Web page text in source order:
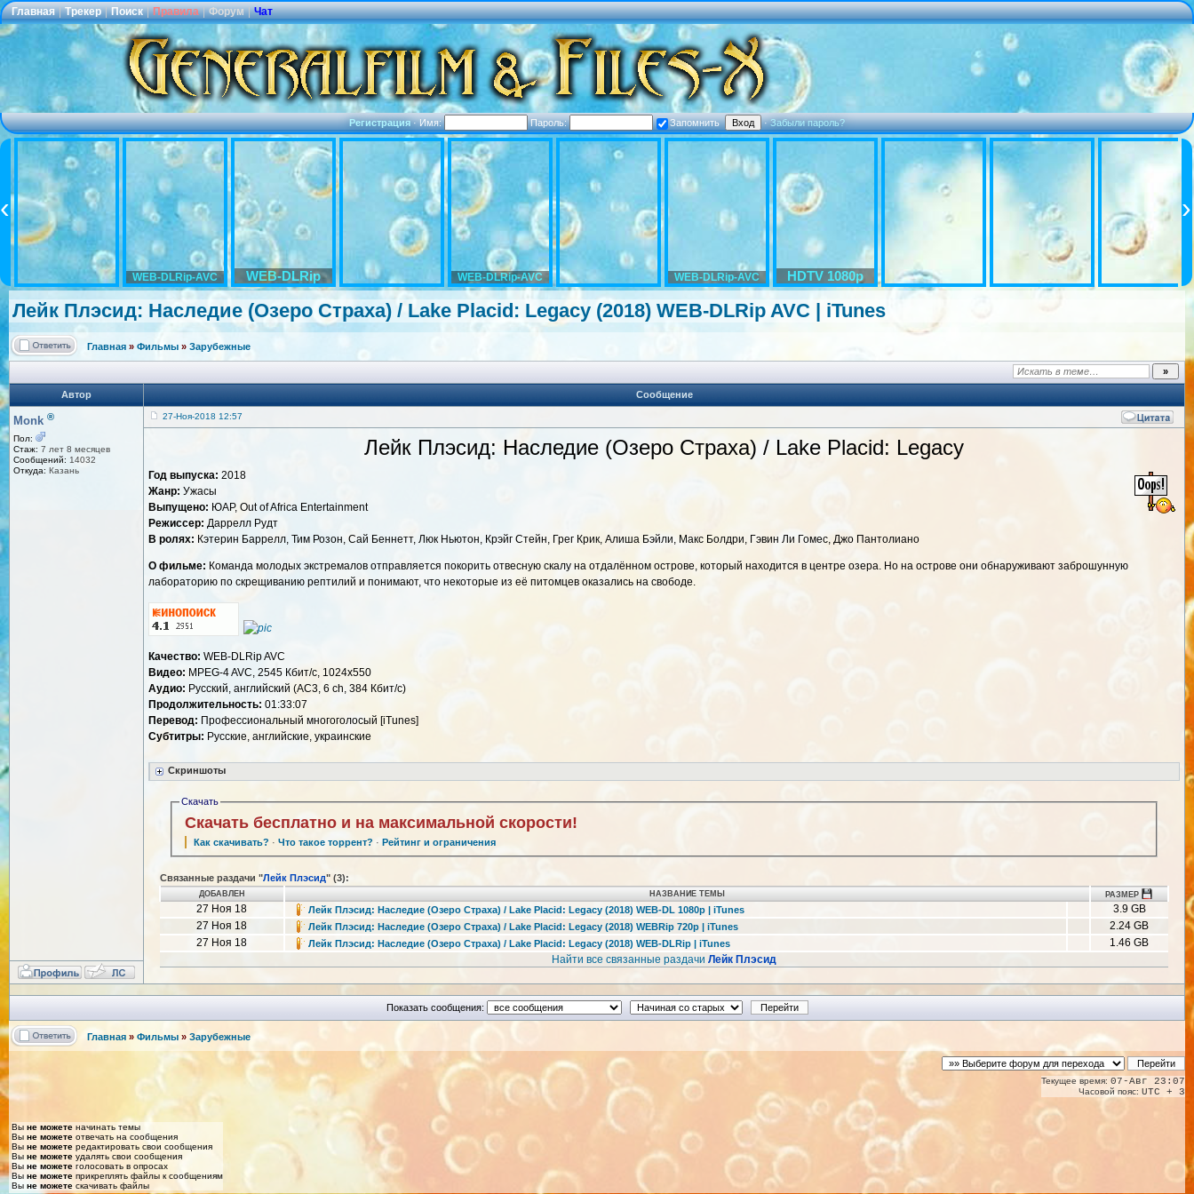
Главная | Трекер | Поиск | Правила | Форум | Чат
Регистрация·Имя: Пароль: Запомнить ·Забыли пароль?
WEB-DLRip-AVC WEB-DLRip WEB-DLRip-AVC WEB-DLRip-AVC HDTV 1080p
Лейк Плэсид: Наследие (Озеро Страха) / Lake Placid: Legacy (2018) WEB-DLRip AVC | iTunes
Главная » Фильмы » Зарубежные
Автор Сообщение
Monk ®
Пол:
Стаж: 7 лет 8 месяцев
Сообщений: 14032
Откуда: Казань
27-Ноя-2018 12:57
Лейк Плэсид: Наследие (Озеро Страха) / Lake Placid: Legacy
Год выпуска: 2018
Жанр: Ужасы
Выпущено: ЮАР, Out of Africa Entertainment
Режиссер: Даррелл Рудт
В ролях: Кэтерин Баррелл, Тим Розон, Сай Беннетт, Люк Ньютон, Крэйг Стейн, Грег Крик, Алиша Бэйли, Макс Болдри, Гэвин Ли Гомес, Джо Пантолиано
О фильме: Команда молодых экстремалов отправляется покорить отвесную скалу на отдалённом острове, который находится в центре озера. Но на острове они обнаруживают заброшунную
лабораторию по скрещиванию рептилий и понимают, что некоторые из её питомцев оказались на свободе.
Качество: WEB-DLRip AVC
Видео: MPEG-4 AVC, 2545 Кбит/с, 1024x550
Аудио: Русский, английский (AC3, 6 ch, 384 Кбит/с)
Продолжительность: 01:33:07
Перевод: Профессиональный многоголосый [iTunes]
Субтитры: Русские, английские, украинские
Скриншоты
Скачать
Скачать бесплатно и на максимальной скорости!
Как скачивать? ·Что такое торрент? · Рейтинг и ограничения
Связанные раздачи "Лейк Плэсид" (3):
ДОБАВЛЕН НАЗВАНИЕ ТЕМЫ РАЗМЕР
27 Ноя 18 Лейк Плэсид: Наследие (Озеро Страха) / Lake Placid: Legacy (2018) WEB-DL 1080p | iTunes
3.9 GB
27 Ноя 18
Лейк Плэсид: Наследие (Озеро Страха) / Lake Placid: Legacy (2018) WEBRip 720p | iTunes
2.24 GB
27 Ноя 18
Лейк Плэсид: Наследие (Озеро Страха) / Lake Placid: Legacy (2018) WEB-DLRip | iTunes
1.46 GB
Найти все связанные раздачи Лейк Плэсид
Показать сообщения:
Главная » Фильмы » Зарубежные
Текущее время: 07-Авг 23:07
Часовой пояс: UTC + 3
Вы не можете начинать темы
Вы не можете отвечать на сообщения
Вы не можете редактировать свои сообщения
Вы не можете удалять свои сообщения
Вы не можете голосовать в опросах
Вы не можете прикреплять файлы к сообщениям
Вы не можете скачивать файлы